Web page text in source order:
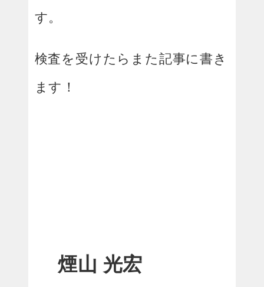
す。
検査を受けたらまた記事に書き
ます！
煙山 光宏